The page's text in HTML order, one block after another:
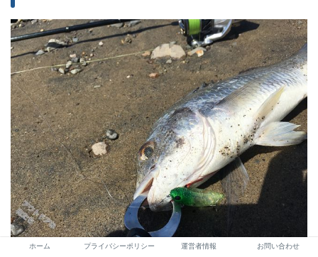
ホーム プライバシーポリシー 運営者情報 お問い合わせ